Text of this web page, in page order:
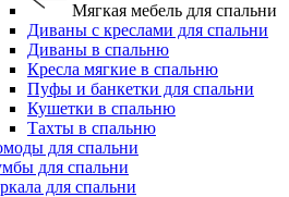
Мягкая мебель для спальни
Диваны с креслами для спальни
Диваны в спальню
Кресла мягкие в спальню
Пуфы и банкетки для спальни
Кушетки в спальню
Тахты в спальню
для спальни
для спальни
для спальни